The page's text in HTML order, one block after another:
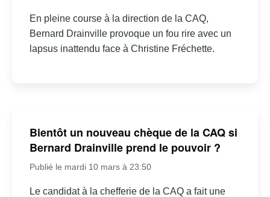
En pleine course à la direction de la CAQ,
Bernard Drainville provoque un fou rire avec un
lapsus inattendu face à Christine Fréchette.
Bientôt un nouveau chèque de la CAQ si
Bernard Drainville prend le pouvoir ?
Publié le mardi 10 mars à 23:50
Le candidat à la chefferie de la CAQ a fait une